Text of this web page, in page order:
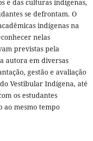
e das culturas indígenas,
se defrontam. O
indígenas na
nelas
previstas pela
autora em diversas
gestão e avaliação
Vestibular Indígena, até
os estudantes
ao mesmo tempo